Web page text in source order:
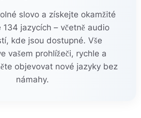
slovo a získejte okamžité
134 jazycích – včetně audio
kde jsou dostupné. Vše
vašem prohlížeči, rychle a
objevovat nové jazyky bez
námahy.